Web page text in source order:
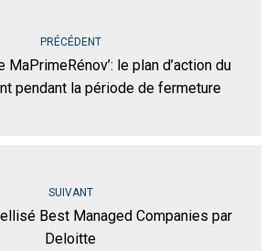
PRÉCÉDENT
le plan d’action du
pendant la période de fermeture
SUIVANT
Best Managed Companies par
Deloitte